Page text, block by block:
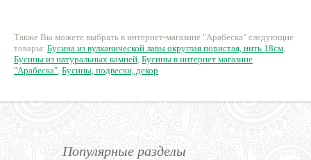
Также Вы можете выбрать в интернет-магазине "Арабеска" следующие
товары: Бусина из вулканической лавы округлая пористая, нить 18см,
Бусины из натуральных камней, Бусины в интернет магазине
"Арабеска", Бусины, подвески, декор
Популярные разделы